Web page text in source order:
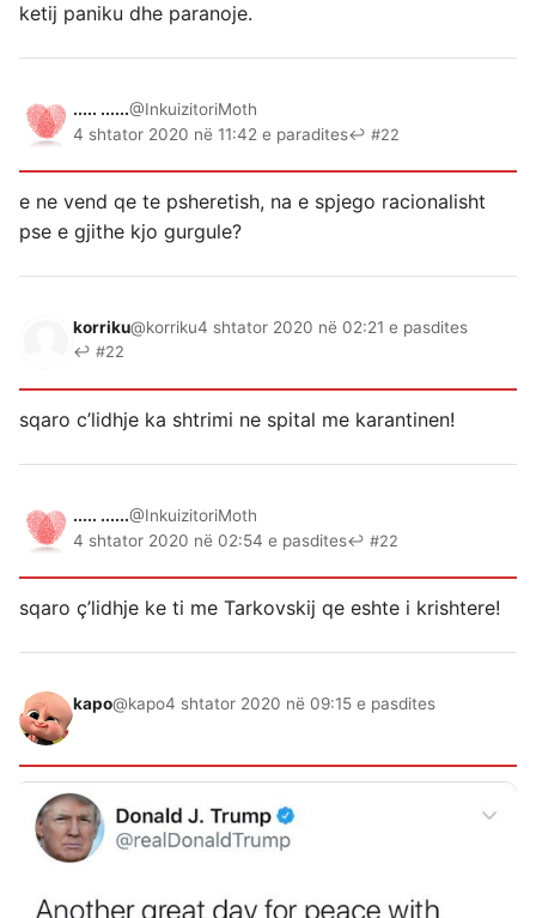
ketij paniku dhe paranoje.
..... ......@InkuizitoriMoth
4 shtator 2020 në 11:42 e paradites↩ #22
e ne vend qe te psheretish, na e spjego racionalisht
pse e gjithe kjo gurgule?
korriku@korriku4 shtator 2020 në 02:21 e pasdites
↩ #22
sqaro c’lidhje ka shtrimi ne spital me karantinen!
..... ......@InkuizitoriMoth
4 shtator 2020 në 02:54 e pasdites↩ #22
sqaro ç’lidhje ke ti me Tarkovskij qe eshte i krishtere!
kapo@kapo4 shtator 2020 në 09:15 e pasdites